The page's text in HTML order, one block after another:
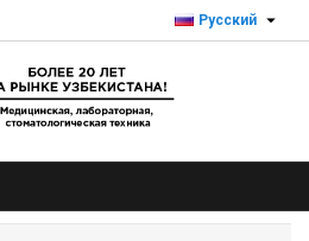
Русский 